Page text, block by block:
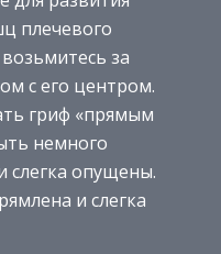
плечевого
за
с его центром.
гриф «прямым
немного
слегка опущены.
и слегка